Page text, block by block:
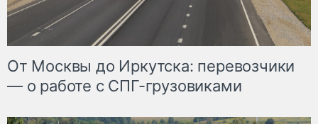
От Москвы до Иркутска: перевозчики
— о работе с СПГ-грузовиками